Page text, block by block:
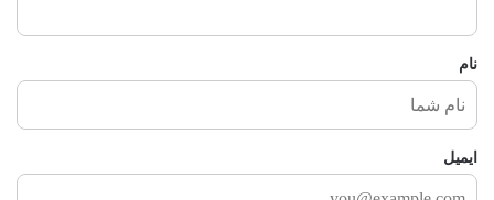
نام
ایمیل